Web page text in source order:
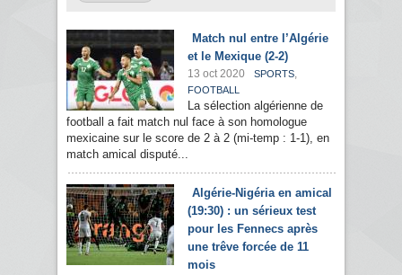
Match nul entre l’Algérie
et le Mexique (2-2)
13 oct 2020 SPORTS,
FOOTBALL
La sélection algérienne de
football a fait match nul face à son homologue
mexicaine sur le score de 2 à 2 (mi-temp : 1-1), en
match amical disputé...
Algérie-Nigéria en amical
(19:30) : un sérieux test
pour les Fennecs après
une trêve forcée de 11
mois